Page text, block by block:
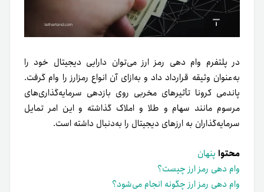
در پلتفرم وام دهی رمز ارز می‌توان دارایی دیجیتال خود را
به‌عنوان وثیقه قرارداد داد و به‌ازای آن انواع رمزارز را وام گرفت.
پاندمی کرونا تأثیرهای مخربی روی بازدهی سرمایه‌گذاری‌های
مرسوم مانند سهام و طلا و املاک گذاشته و این امر تمایل
سرمایه‌گذاران به ارزهای دیجیتال را به‌دنبال داشته است.
محتوا پنهان
وام دهی رمز ارز چیست؟
وام دهی رمز ارز چگونه انجام می‌شود؟